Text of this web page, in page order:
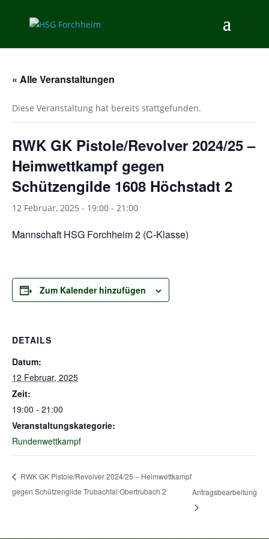
« Alle Veranstaltungen
Diese Veranstaltung hat bereits stattgefunden.
RWK GK Pistole/Revolver 2024/25 –
Heimwettkampf gegen
Schützengilde 1608 Höchstadt 2
12 Februar, 2025 - 19:00 - 21:00
Mannschaft HSG Forchheim 2 (C-Klasse)
Zum Kalender hinzufügen
DETAILS
Datum:
12 Februar, 2025
Zeit:
19:00 - 21:00
Veranstaltungskategorie:
Rundenwettkampf
RWK GK Pistole/Revolver 2024/25 – Heimwettkampf
gegen Schützengilde Trubachtal Obertrubach 2
Antragsbearbeitung